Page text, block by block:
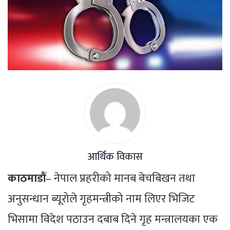
आर्थिक विकास
काठमाडौं– नेपाल प्रहरीको मानब बेचबिखन तथा
अनुसन्धान ब्यूरोले गृहमन्त्रीको नाम लिएर भिजिट
भिसामा विदेश पठाउन दबाब दिने गृह मन्त्रालयका एक